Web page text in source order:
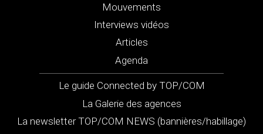
Mouvements
Interviews vidéos
Articles
Agenda
Le guide Connected by TOP/COM
La Galerie des agences
La newsletter TOP/COM NEWS (bannières/habillage)